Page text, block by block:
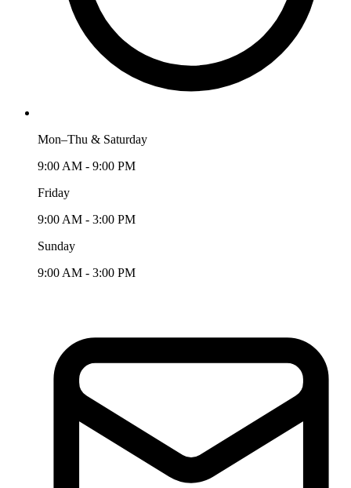
Mon–Thu & Saturday
9:00 AM - 9:00 PM
Friday
9:00 AM - 3:00 PM
Sunday
9:00 AM - 3:00 PM